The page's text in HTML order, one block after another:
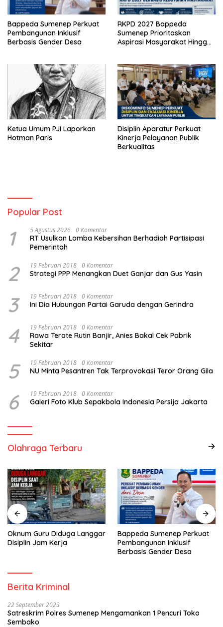
Bappeda Sumenep Perkuat
Pembangunan Inklusif
Berbasis Gender Desa
RKPD 2027 Bappeda
Sumenep Prioritaskan
Aspirasi Masyarakat Hingga
Ketua Umum PJI Laporkan
Hotman Paris
Disiplin Aparatur Perkuat
Kinerja Pelayanan Publik
Berkualitas
Popular Post
1 5 Agustus 2026 0 Komentar
RT Usulkan Lomba Kebersihan Berhadiah Partisipasi
Pemerintah
2 19 Februari 2018 0 Komentar
Strategi PPP Menangkan Duet Ganjar dan Gus Yasin
3 19 Februari 2018 0 Komentar
Ini Dia Hubungan Partai Garuda dengan Gerindra
4 19 Februari 2018 0 Komentar
Rawa Terate Rutin Banjir, Anies Bakal Cek Pabrik
Sekitar
5 19 Februari 2018 0 Komentar
NU Minta Pesantren Tak Terprovokasi Teror Orang Gila
6 19 Februari 2018 0 Komentar
Galeri Foto Klub Sepakbola Indonesia Persija Jakarta
Olahraga Terbaru
Oknum Guru Diduga Langgar
Disiplin Jam Kerja
Bappeda Sumenep Perkuat
Pembangunan Inklusif
Berbasis Gender Desa
Berita Kriminal
22 September 2023
Satreskrim Polres Sumenep Mengamankan 1 Pencuri Toko
Sembako